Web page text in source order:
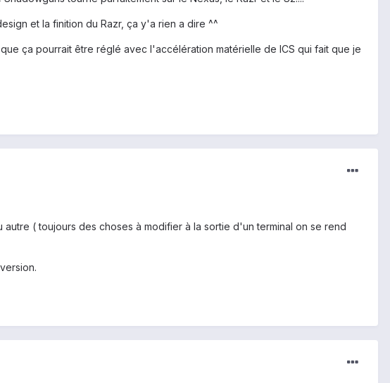
et la finition du Razr, ça y'a rien a dire ^^
ça pourrait être réglé avec l'accélération matérielle de ICS qui fait que je
( toujours des choses à modifier à la sortie d'un terminal on se rend